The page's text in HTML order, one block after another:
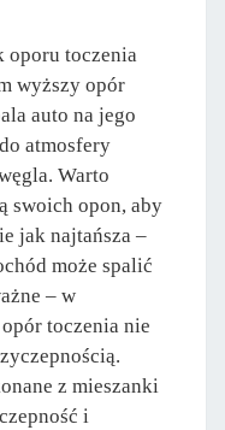
oporu toczenia
wyższy opór
auto na jego
atmosfery
Warto
swoich opon, aby
jak najtańsza –
może spalić
– w
toczenia nie
z mieszanki
i